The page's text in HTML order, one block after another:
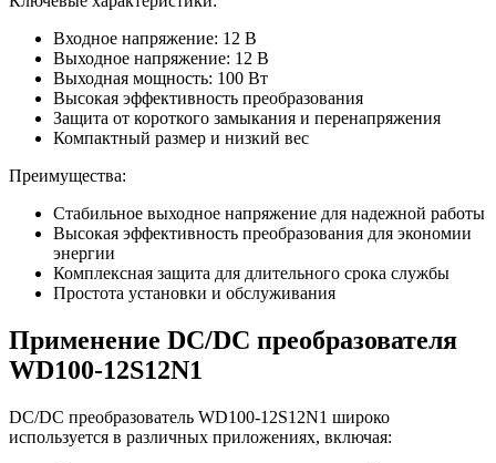
Входное напряжение: 12 В
Выходное напряжение: 12 В
Выходная мощность: 100 Вт
Высокая эффективность преобразования
Защита от короткого замыкания и перенапряжения
Компактный размер и низкий вес
Преимущества:
Стабильное выходное напряжение для надежной работы
Высокая эффективность преобразования для экономии
энергии
Комплексная защита для длительного срока службы
Простота установки и обслуживания
Применение DC/DC преобразователя
WD100-12S12N1
DC/DC преобразователь WD100-12S12N1 широко
используется в различных приложениях, включая: